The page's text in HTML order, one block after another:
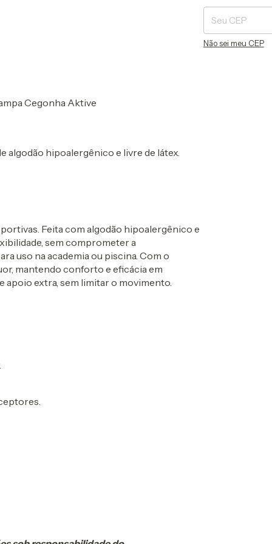
Não sei meu CEP
Cegonha Aktive
algodão hipoalergênico e livre de látex.
Feita com algodão hipoalergênico e
sem comprometer a
uso na academia ou piscina. Com o
mantendo conforto e eficácia em
apoio extra, sem limitar o movimento.